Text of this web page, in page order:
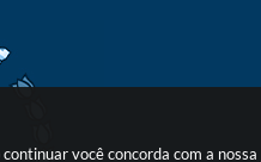
você concorda com a nossa